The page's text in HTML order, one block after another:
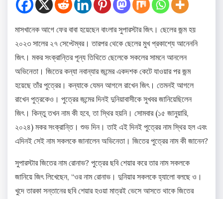
মাসখানেক আগে ফের বাবা হয়েছেন বাংলার সুপারস্টার জিৎ। ছেলের জন্ম হয়
২০২৩ সালের ২৭ সেপ্টেম্বর। তারপর থেকে ছেলের মুখ প্রকাশ্যে আনেননি
জিৎ। মকর সংক্রান্তির পূন্য তিথিতে ছেলেকে সকলের সামনে আনলেন
অভিনেতা। জিতের কন্যা নবান্যার জন্মের একদশক কেটে যাওয়ার পর জন্ম
হয়েছে তাঁর পুত্রের। কন্যাকে যেমন আগলে রাখেন জিৎ। তেমনই আগলে
রাখেন পুত্রকেও। পুত্রের জন্মের দিনই দুনিয়াবাসীকে সুখবর জানিয়েছিলেন
জিৎ। কিন্তু তখন নাম কী হবে, তা স্থির হয়নি। সোমবার (১৫ জানুয়ারি,
২০২৪) মকর সংক্রান্তি। শুভ দিন। তাই এই দিনই পুত্রের নাম স্থির হল এবং
এদিনই সেই নাম সকলকে জানালেন অভিনেতা। জিতের পুত্রের নাম কী জানেন?
সুপারস্টার জিতের নাম রোনাভ? পুত্রের ছবি শেয়ার করে তার নাম সকলকে
জানিয়ে জিৎ লিখেছেন, “ওর নাম রোনাভ। দুনিয়ার সকলকে হ্যালো বলছে ও।
খুদে তারকা সন্তানের ছবি শেয়ার হওয়া মাত্রই ভেসে আসতে থাকে জিতের